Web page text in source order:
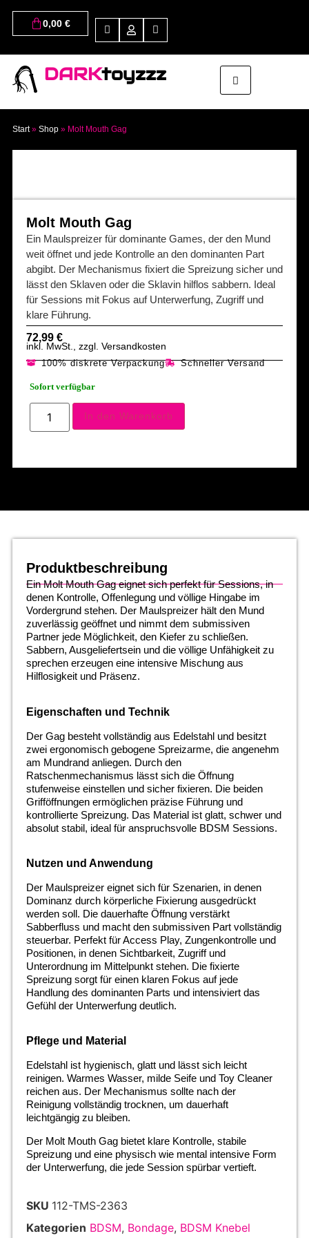
0,00 €
DARKtoyzzz
Start» Shop» Molt Mouth Gag
Molt Mouth Gag
Ein Maulspreizer für dominante Games, der den Mund
weit öffnet und jede Kontrolle an den dominanten Part
abgibt. Der Mechanismus fixiert die Spreizung sicher und
lässt den Sklaven oder die Sklavin hilflos sabbern. Ideal
für Sessions mit Fokus auf Unterwerfung, Zugriff und
klare Führung.
72,99 €
inkl. MwSt., zzgl. Versandkosten
100% diskrete Verpackung Schneller Versand
Sofort verfügbar
In den Warenkorb
Produktbeschreibung
Ein Molt Mouth Gag eignet sich perfekt für Sessions, in
denen Kontrolle, Offenlegung und völlige Hingabe im
Vordergrund stehen. Der Maulspreizer hält den Mund
zuverlässig geöffnet und nimmt dem submissiven
Partner jede Möglichkeit, den Kiefer zu schließen.
Sabbern, Ausgeliefertsein und die völlige Unfähigkeit zu
sprechen erzeugen eine intensive Mischung aus
Hilflosigkeit und Präsenz.
Eigenschaften und Technik
Der Gag besteht vollständig aus Edelstahl und besitzt
zwei ergonomisch gebogene Spreizarme, die angenehm
am Mundrand anliegen. Durch den
Ratschenmechanismus lässt sich die Öffnung
stufenweise einstellen und sicher fixieren. Die beiden
Grifföffnungen ermöglichen präzise Führung und
kontrollierte Spreizung. Das Material ist glatt, schwer und
absolut stabil, ideal für anspruchsvolle BDSM Sessions.
Nutzen und Anwendung
Der Maulspreizer eignet sich für Szenarien, in denen
Dominanz durch körperliche Fixierung ausgedrückt
werden soll. Die dauerhafte Öffnung verstärkt
Sabberfluss und macht den submissiven Part vollständig
steuerbar. Perfekt für Access Play, Zungenkontrolle und
Positionen, in denen Sichtbarkeit, Zugriff und
Unterordnung im Mittelpunkt stehen. Die fixierte
Spreizung sorgt für einen klaren Fokus auf jede
Handlung des dominanten Parts und intensiviert das
Gefühl der Unterwerfung deutlich.
Pflege und Material
Edelstahl ist hygienisch, glatt und lässt sich leicht
reinigen. Warmes Wasser, milde Seife und Toy Cleaner
reichen aus. Der Mechanismus sollte nach der
Reinigung vollständig trocknen, um dauerhaft
leichtgängig zu bleiben.
Der Molt Mouth Gag bietet klare Kontrolle, stabile
Spreizung und eine physisch wie mental intensive Form
der Unterwerfung, die jede Session spürbar vertieft.
SKU 112-TMS-2363
Kategorien BDSM, Bondage, BDSM Knebel